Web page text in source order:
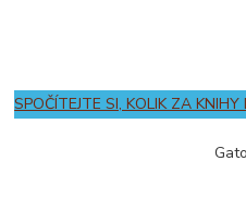
SPOČÍTEJTE SI, KOLIK ZA